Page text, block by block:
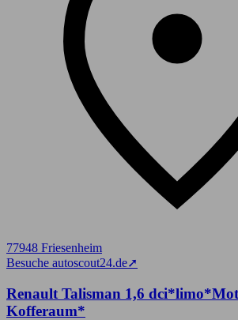
77948 Friesenheim
Besuche autoscout24.de➚
Renault Talisman 1,6
Kofferaum*